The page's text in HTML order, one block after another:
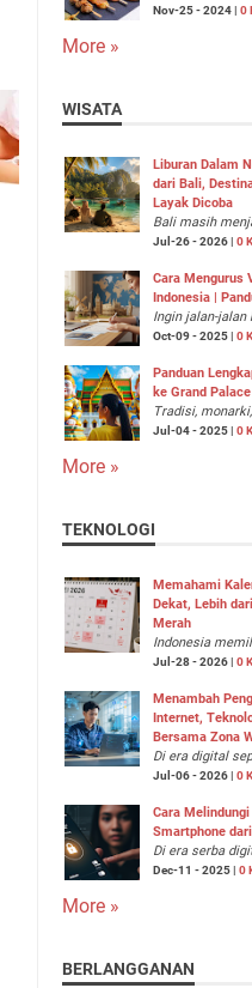
Nov-25 - 2024 | 0
More »
WISATA
Liburan Dalam
dari Bali,
Layak Dicoba
Bali masih
Jul-26 - 2026 | 0
Cara Mengurus
Indonesia |
Ingin jalan-jalan
Oct-09 - 2025 | 0
Panduan
ke Grand
Tradisi,
Jul-04 - 2025 | 0
More »
TEKNOLOGI
Memahami
Dekat, Lebih
Merah
Indonesia
Jul-28 - 2026 | 0
Menambah
Internet,
Bersama Zona
Di era digital
Jul-06 - 2026 | 0
Cara
Smartphone
Di era serba
Dec-11 - 2025 | 0
More »
BERLANGGANAN